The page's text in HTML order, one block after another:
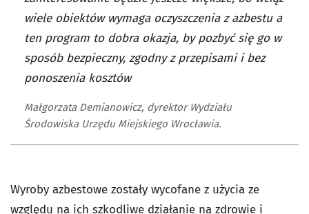
wiele obiektów wymaga oczyszczenia z azbestu a
ten program to dobra okazja, by pozbyć się go w
sposób bezpieczny, zgodny z przepisami i bez
ponoszenia kosztów
Małgorzata Demianowicz, dyrektor Wydziału
Środowiska Urzędu Miejskiego Wrocławia.
Wyroby azbestowe zostały wycofane z użycia ze
względu na ich szkodliwe działanie na zdrowie i